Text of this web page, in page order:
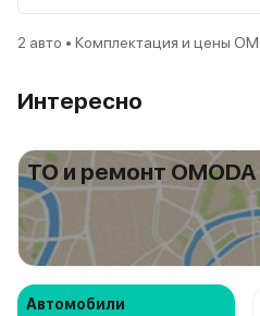
2 авто • Комплектация и цены
Интересно
ТО и ремонт OMODA
Автомобили